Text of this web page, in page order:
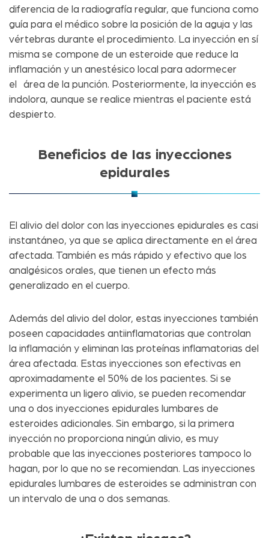
diferencia de la radiografía regular, que funciona como
guía para el médico sobre la posición de la aguja y las
vértebras durante el procedimiento. La inyección en sí
misma se compone de un esteroide que reduce la
inflamación y un anestésico local para adormecer
el área de la punción. Posteriormente, la inyección es
indolora, aunque se realice mientras el paciente está
despierto.
Beneficios de las inyecciones
epidurales
El alivio del dolor con las inyecciones epidurales es casi
instantáneo, ya que se aplica directamente en el área
afectada. También es más rápido y efectivo que los
analgésicos orales, que tienen un efecto más
generalizado en el cuerpo.
Además del alivio del dolor, estas inyecciones también
poseen capacidades antiinflamatorias que controlan
la inflamación y eliminan las proteínas inflamatorias del
área afectada. Estas inyecciones son efectivas en
aproximadamente el 50% de los pacientes. Si se
experimenta un ligero alivio, se pueden recomendar
una o dos inyecciones epidurales lumbares de
esteroides adicionales. Sin embargo, si la primera
inyección no proporciona ningún alivio, es muy
probable que las inyecciones posteriores tampoco lo
hagan, por lo que no se recomiendan. Las inyecciones
epidurales lumbares de esteroides se administran con
un intervalo de una o dos semanas.